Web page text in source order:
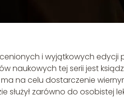
i wyjątkowych
naukowych tej serii jest
na celu dostarczenie
służył zarówno do osobistej